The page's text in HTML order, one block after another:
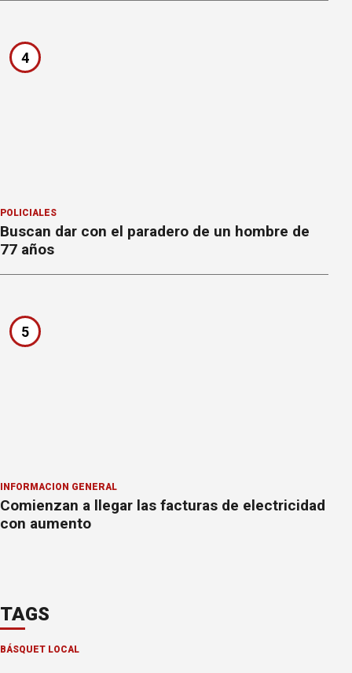
4
POLICIALES
Buscan dar con el paradero de un hombre de
77 años
5
INFORMACION GENERAL
Comienzan a llegar las facturas de electricidad
con aumento
TAGS
BÁSQUET LOCAL